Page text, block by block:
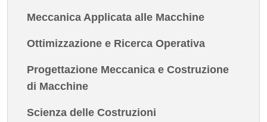
Meccanica Applicata alle Macchine
Ottimizzazione e Ricerca Operativa
Progettazione Meccanica e Costruzione
di Macchine
Scienza delle Costruzioni